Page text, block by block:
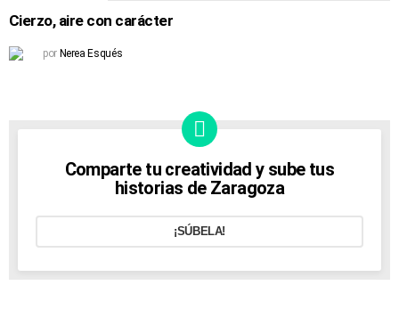
Cierzo, aire con carácter
por Nerea Esqués
Comparte tu creatividad y sube tus
historias de Zaragoza
¡SÚBELA!